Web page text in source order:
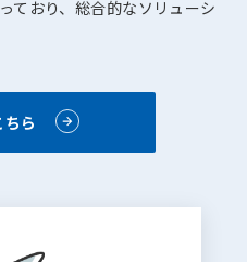
ており、総合的なソリューシ
ら